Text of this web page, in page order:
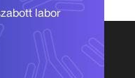
labor